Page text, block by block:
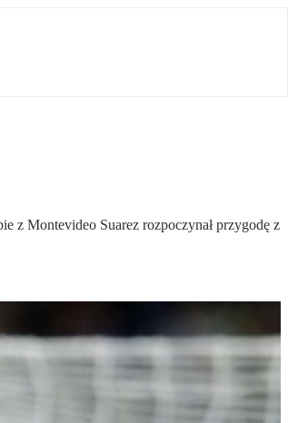
z Montevideo Suarez rozpoczynał przygodę z